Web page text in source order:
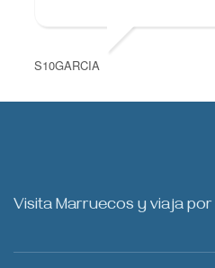
S10GARCIA
Visita Marruecos y viaja